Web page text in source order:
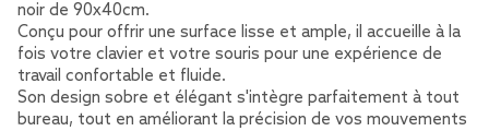
noir de 90x40cm.
Conçu pour offrir une surface lisse et ample, il accueille à la
fois votre clavier et votre souris pour une expérience de
travail confortable et fluide.
Son design sobre et élégant s'intègre parfaitement à tout
bureau, tout en améliorant la précision de vos mouvements